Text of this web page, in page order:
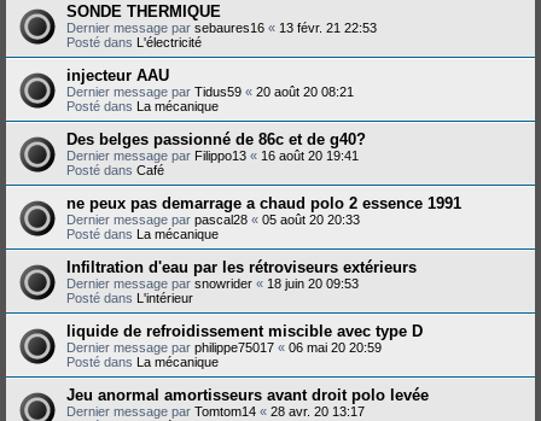
SONDE THERMIQUE
Dernier message par sebaures16 « 13 févr. 21 22:53
Posté dans L'électricité
injecteur AAU
Dernier message par Tidus59 « 20 août 20 08:21
Posté dans La mécanique
Des belges passionné de 86c et de g40?
Dernier message par Filippo13 « 16 août 20 19:41
Posté dans Café
ne peux pas demarrage a chaud polo 2 essence 1991
Dernier message par pascal28 « 05 août 20 20:33
Posté dans La mécanique
Infiltration d'eau par les rétroviseurs extérieurs
Dernier message par snowrider « 18 juin 20 09:53
Posté dans L'intérieur
liquide de refroidissement miscible avec type D
Dernier message par philippe75017 « 06 mai 20 20:59
Posté dans La mécanique
Jeu anormal amortisseurs avant droit polo levée
Dernier message par Tomtom14 « 28 avr. 20 13:17